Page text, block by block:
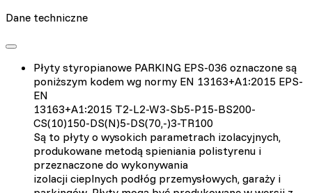
Dane techniczne
Płyty styropianowe PARKING EPS-036 oznaczone są
poniższym kodem wg normy EN 13163+A1:2015 EPS-
EN
13163+A1:2015 T2-L2-W3-Sb5-P15-BS200-
CS(10)150-DS(N)5-DS(70,-)3-TR100
Są to płyty o wysokich parametrach izolacyjnych,
produkowane metodą spieniania polistyrenu i
przeznaczone do wykonywania
izolacji cieplnych podłóg przemysłowych, garaży i